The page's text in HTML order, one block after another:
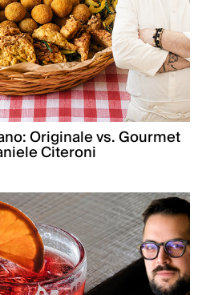
Originale vs. Gourmet
Citeroni